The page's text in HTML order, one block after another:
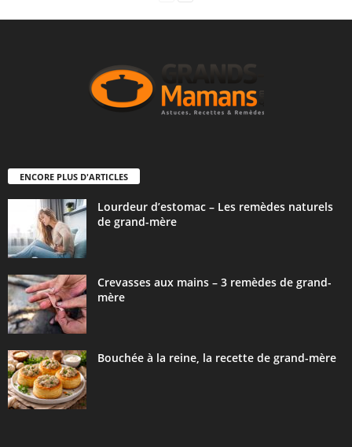
ENCORE PLUS D'ARTICLES
Lourdeur d’estomac – Les remèdes naturels
de grand-mère
Crevasses aux mains – 3 remèdes de grand-
mère
Bouchée à la reine, la recette de grand-mère